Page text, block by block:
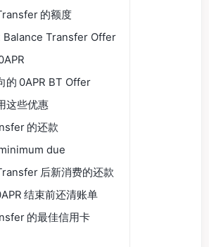
的额度
Balance Transfer Offer
的 0APR BT Offer
这些优惠
的还款
due
后新消费的还款
结束前还清账单
的最佳信用卡